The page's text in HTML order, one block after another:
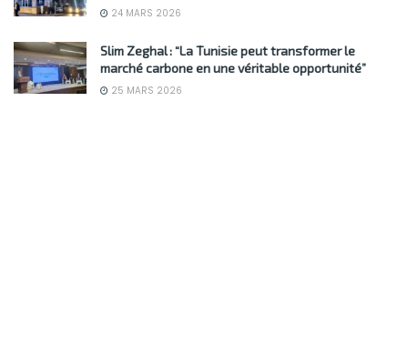
24 MARS 2026
Slim Zeghal : “La Tunisie peut transformer le
marché carbone en une véritable opportunité”
25 MARS 2026